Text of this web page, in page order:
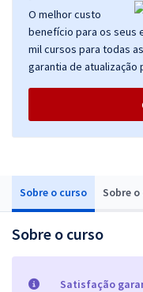
Sobre o curso Sobre
Sobre o curso
Satisfação
O melhor custo
benefício para os seus
mil cursos para todas
garantia de atualização